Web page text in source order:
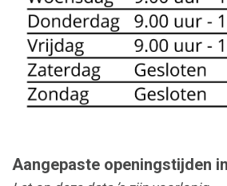
Aangepaste openingstijden